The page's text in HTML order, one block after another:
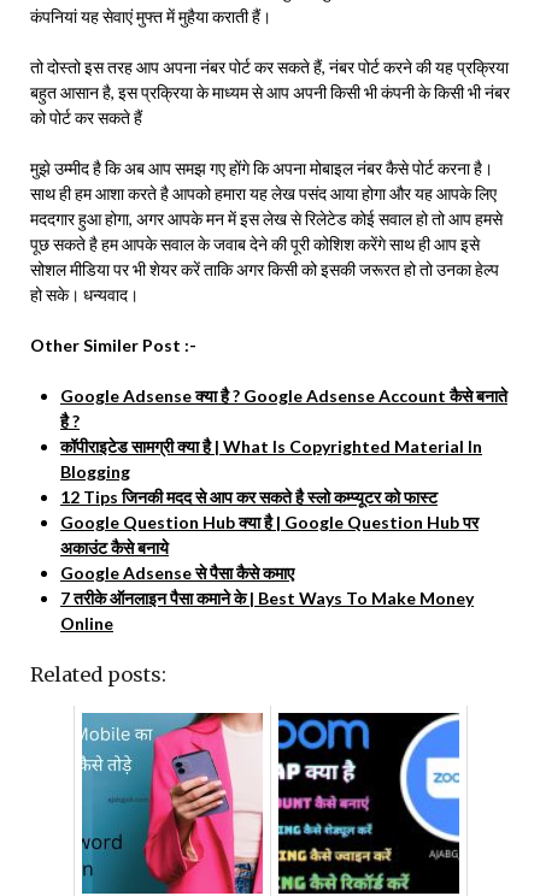
कंपनियां यह सेवाएं मुफ्त में मुहैया कराती हैं।
तो दोस्तो इस तरह आप अपना नंबर पोर्ट कर सकते हैं, नंबर पोर्ट करने की यह प्रक्रिया
बहुत आसान है, इस प्रक्रिया के माध्यम से आप अपनी किसी भी कंपनी के किसी भी नंबर
को पोर्ट कर सकते हैं
मुझे उम्मीद है कि अब आप समझ गए होंगे कि अपना मोबाइल नंबर कैसे पोर्ट करना है।
साथ ही हम आशा करते है आपको हमारा यह लेख पसंद आया होगा और यह आपके लिए
मददगार हुआ होगा, अगर आपके मन में इस लेख से रिलेटेड कोई सवाल हो तो आप हमसे
पूछ सकते है हम आपके सवाल के जवाब देने की पूरी कोशिश करेंगे साथ ही आप इसे
सोशल मीडिया पर भी शेयर करें ताकि अगर किसी को इसकी जरूरत हो तो उनका हेल्प
हो सके। धन्यवाद।
Other Similer Post :-
Google Adsense क्या है ? Google Adsense Account कैसे बनाते
है ?
कॉपीराइटेड सामग्री क्या है | What Is Copyrighted Material In
Blogging
12 Tips जिनकी मदद से आप कर सकते है स्लो कम्प्यूटर को फास्ट
Google Question Hub क्या है | Google Question Hub पर
अकाउंट कैसे बनाये
Google Adsense से पैसा कैसे कमाए
7 तरीके ऑनलाइन पैसा कमाने के | Best Ways To Make Money
Online
Related posts: